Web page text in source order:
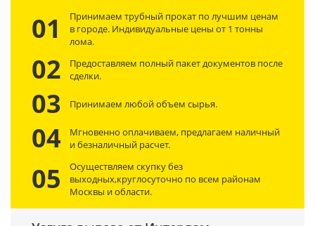
01
Принимаем трубный прокат по лучшим ценам
в городе. Индивидуальные цены от 1 тонны
лома.
02
Предоставляем полный пакет документов после
сделки.
03 Принимаем любой объем сырья.
04
Мгновенно оплачиваем, предлагаем наличный
и безналичный расчет.
05
Осуществляем скупку без
выходных,круглосуточно по всем районам
Москвы и области.